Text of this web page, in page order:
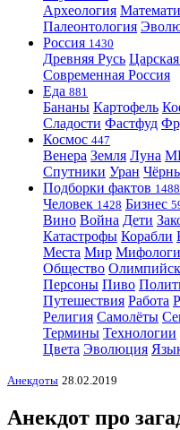
Археология
Палеонтология
Россия 1430
Древняя Русь
Современная Россия
Еда 881
Бананы Картофель
Сладости Фастфуд
Космос 447
Венера Земля Луна
Спутники Уран
Подборки фактов 1488
Человек 1428 Бизнес
Вино Война Дети
Катастрофы Корабли
Места Мир
Общество
Персоны Пиво
Путешествия Работа
Религия Самолёты
Термины Технологии
Цвета Эволюция
Анекдоты 28.02.2019
Анекдот про